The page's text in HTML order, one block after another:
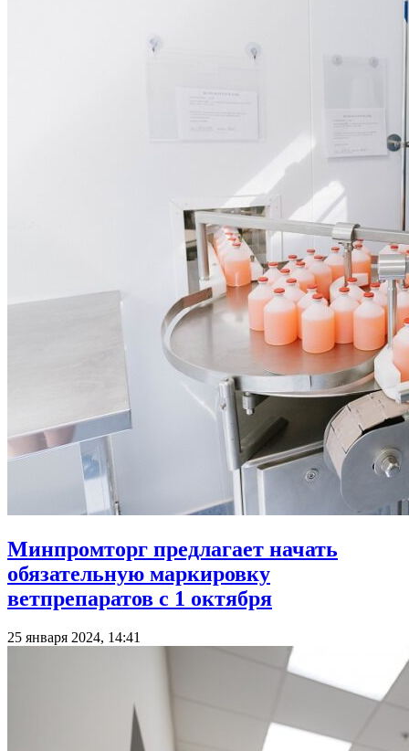
Минпромторг предлагает начать
обязательную маркировку
ветпрепаратов с 1 октября
25 января 2024, 14:41